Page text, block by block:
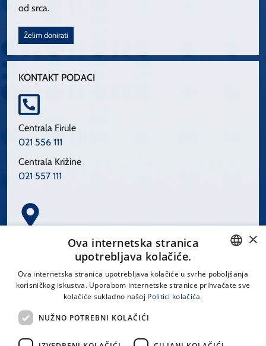
od srca.
Želim donirati
KONTAKT PODACI
Centrala Firule
021 556 111
Centrala Križine
021 557 111
Spinčićeva 1, 21000 Split
CROATIAN
×
Ova internetska stranica
upotrebljava kolačiće.
Ova internetska stranica upotrebljava kolačiće u svrhe poboljšanja
korisničkog iskustva. Uporabom internetske stranice prihvaćate sve
kolačiće sukladno našoj Politici kolačića.
NUŽNO POTREBNI KOLAČIĆI